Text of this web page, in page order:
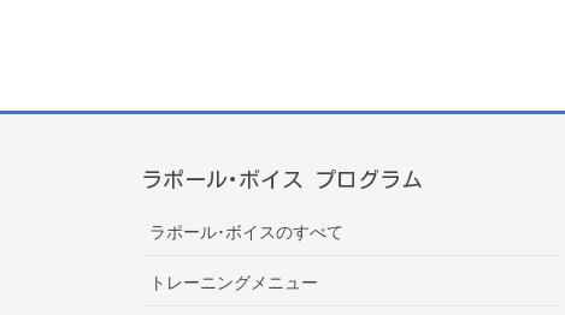
ラポール･ボイス プログラム
ラポール･ボイスのすべて
トレーニングメニュー